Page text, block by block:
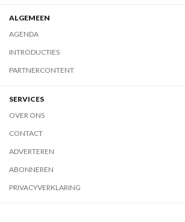
ALGEMEEN
AGENDA
INTRODUCTIES
PARTNERCONTENT
SERVICES
OVER ONS
CONTACT
ADVERTEREN
ABONNEREN
PRIVACYVERKLARING